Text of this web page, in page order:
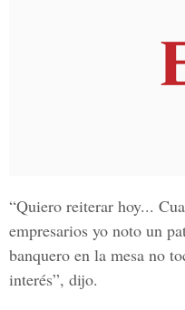
“Quiero reiterar hoy...
empresarios yo noto un
banquero en la mesa no
interés”, dijo.